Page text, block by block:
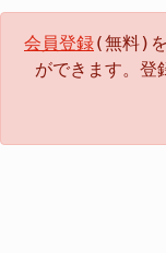
会員登録(無料)
ができます。登